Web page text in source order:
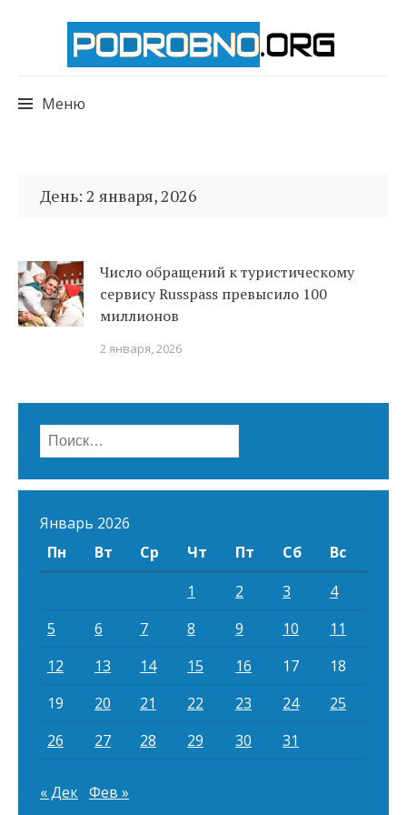
Меню
к
День: 2 января, 2026
Число обращений к туристическому
сервису Russpass превысило 100
миллионов
2 января, 2026
Найти:
Январь 2026
Пн
Вт Ср Чт Пт Сб
Вс
1
2 3
4
5
6 7 8 9 10
11
12
13 14 15 16 17
18
19
20 21 22 23 24
25
26
27 28 29 30 31
« Дек Фев »